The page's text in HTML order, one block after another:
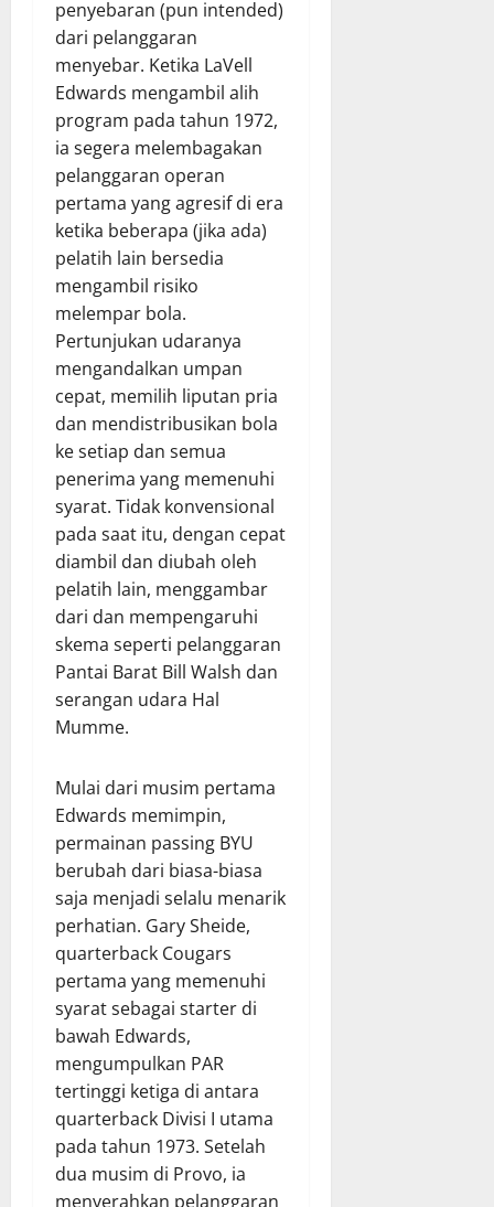
penyebaran (pun intended)
dari pelanggaran
menyebar. Ketika LaVell
Edwards mengambil alih
program pada tahun 1972,
ia segera melembagakan
pelanggaran operan
pertama yang agresif di era
ketika beberapa (jika ada)
pelatih lain bersedia
mengambil risiko
melempar bola.
Pertunjukan udaranya
mengandalkan umpan
cepat, memilih liputan pria
dan mendistribusikan bola
ke setiap dan semua
penerima yang memenuhi
syarat. Tidak konvensional
pada saat itu, dengan cepat
diambil dan diubah oleh
pelatih lain, menggambar
dari dan mempengaruhi
skema seperti pelanggaran
Pantai Barat Bill Walsh dan
serangan udara Hal
Mumme.
Mulai dari musim pertama
Edwards memimpin,
permainan passing BYU
berubah dari biasa-biasa
saja menjadi selalu menarik
perhatian. Gary Sheide,
quarterback Cougars
pertama yang memenuhi
syarat sebagai starter di
bawah Edwards,
mengumpulkan PAR
tertinggi ketiga di antara
quarterback Divisi I utama
pada tahun 1973. Setelah
dua musim di Provo, ia
menyerahkan pelanggaran